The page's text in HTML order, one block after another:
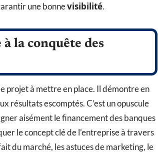
une bonnevisibilité.
la conquête des
projet à mettre en place. Il démontre en
résultats escomptés. C’est un opuscule
aisément le financement des banques
le concept clé de l’entreprise à travers
du marché, les astuces de marketing, le